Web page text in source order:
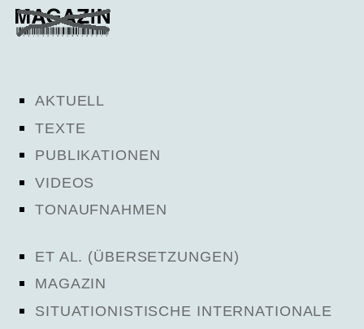
AKTUELL
TEXTE
PUBLIKATIONEN
VIDEOS
TONAUFNAHMEN
ET AL. (ÜBERSETZUNGEN)
MAGAZIN
SITUATIONISTISCHE INTERNATIONALE